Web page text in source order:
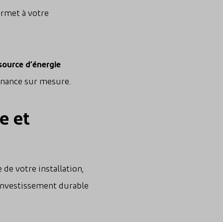
à votre
d’énergie
sur mesure.
et
de votre installation,
durable